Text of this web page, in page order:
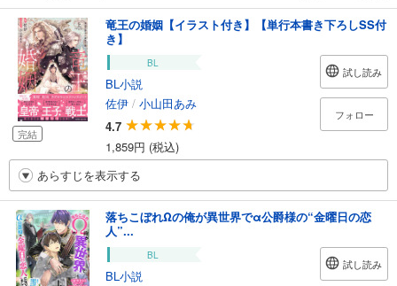
完結
竜王の婚姻【イラスト付き】【単行本書き下ろしSS付
き】
BL
BL小説
佐伊 / 小山田あみ
4.7
1,859円 (税込)
試し読み
フォロー
あらすじを表示する
落ちこぼれΩの俺が異世界でα公爵様の“金曜日の恋
人”...
BL
BL小説
試し読み